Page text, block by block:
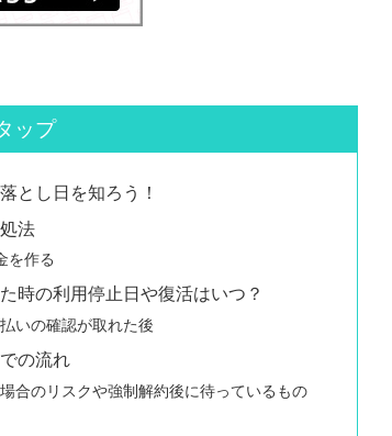
ップ
とし日を知ろう！
法
を作る
時の利用停止日や復活はいつ？
いの確認が取れた後
の流れ
合のリスクや強制解約後に待っているもの